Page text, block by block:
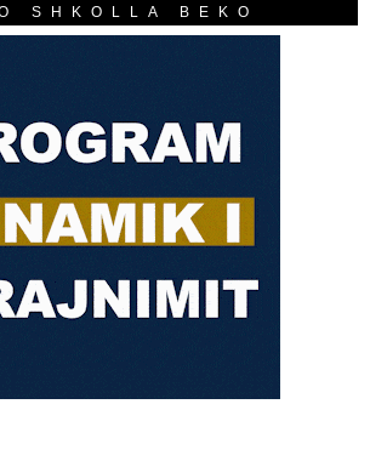
SHKOLLA BEKO